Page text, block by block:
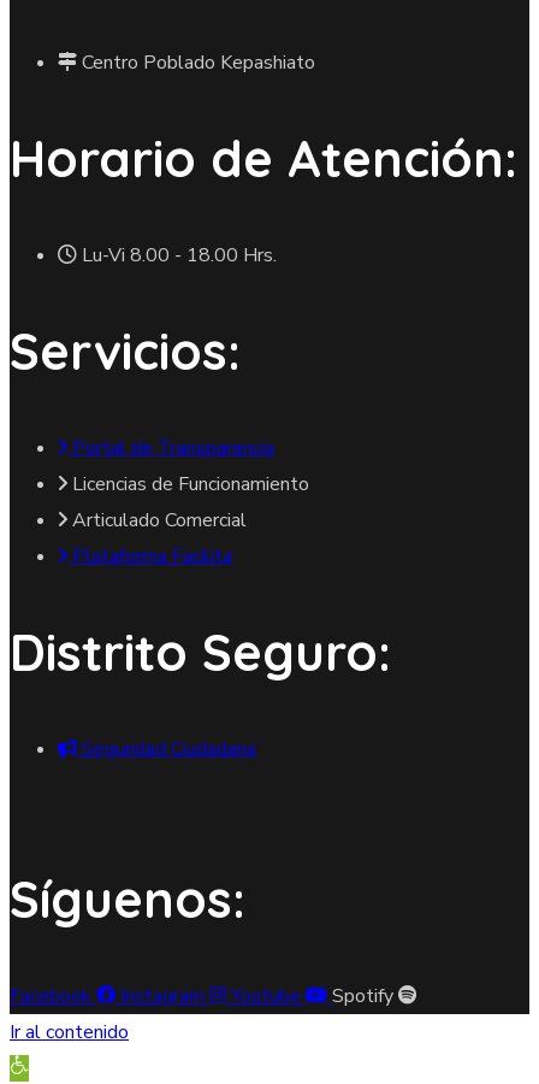
Centro Poblado Kepashiato
Horario de Atención:
Lu-Vi 8.00 - 18.00 Hrs.
Servicios:
Portal de Transparencia
Licencias de Funcionamiento
Articulado Comercial
Plataforma Facilita
Distrito Seguro:
Seguridad Ciudadana
Síguenos:
Facebook Instagram Youtube
Spotify
Ir al contenido
Abrir barra de herramientas